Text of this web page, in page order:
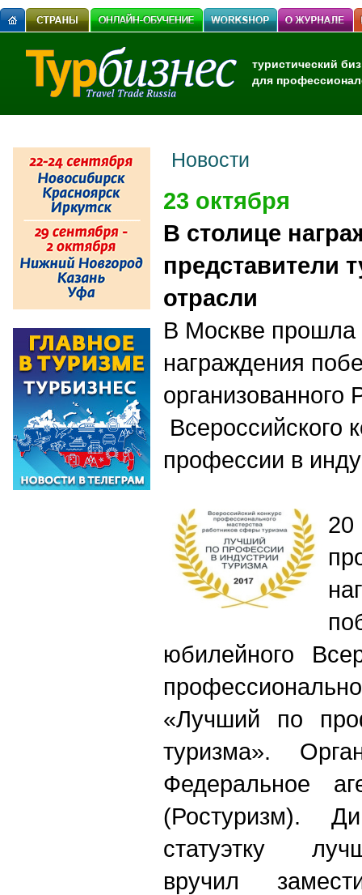
туристический
для
Новости
23 октября
В столице
представители
отрасли
В Москве прошла
награждения
организованного
Всероссийского
профессии в
юбилейного
«Лучший по
туризма».
Федеральное
(Ростуризм).
статуэтку
вручил